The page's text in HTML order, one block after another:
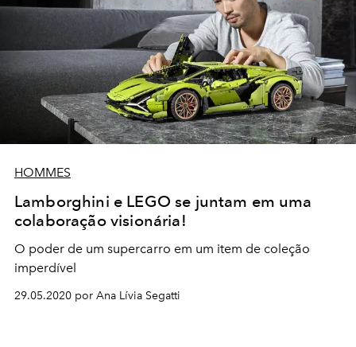
HOMMES
Lamborghini e LEGO se juntam em uma
colaboração visionária!
O poder de um supercarro em um item de coleção
imperdível
29.05.2020 por Ana Lívia Segatti